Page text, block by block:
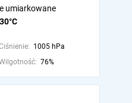
30°C
umiarkowane
1005 hPa
76%